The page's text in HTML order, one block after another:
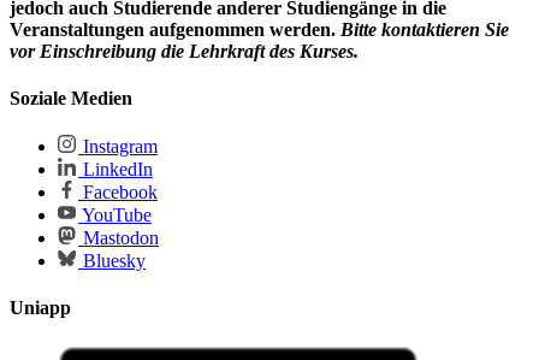
jedoch auch Studierende anderer Studiengänge in die
Veranstaltungen aufgenommen werden. Bitte kontaktieren Sie
vor Einschreibung die Lehrkraft des Kurses.
Soziale Medien
Instagram
LinkedIn
Facebook
YouTube
Mastodon
Bluesky
Uniapp